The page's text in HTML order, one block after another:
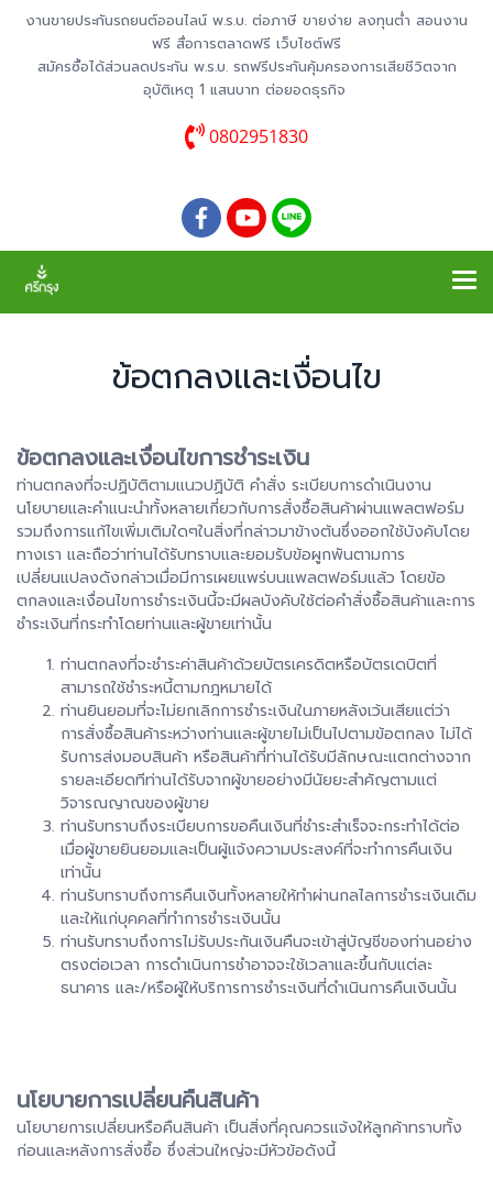
งานขายประกันรถยนต์ออนไลน์ พ.ร.บ. ต่อภาษี ขายง่าย ลงทุนต่ำ สอนงาน
ฟรี สื่อการตลาดฟรี เว็บไซต์ฟรี
สมัครซื้อได้ส่วนลดประกัน พ.ร.บ. รถฟรีประกันคุ้มครองการเสียชีวิตจาก
อุบัติเหตุ 1 แสนบาท ต่อยอดธุรกิจ
0802951830
ข้อตกลงและเงื่อนไข
ข้อตกลงและเงื่อนไขการชำระเงิน
ท่านตกลงที่จะปฏิบัติตามแนวปฏิบัติ คำสั่ง ระเบียบการดำเนินงาน
นโยบายและคำแนะนำทั้งหลายเกี่ยวกับการสั่งซื้อสินค้าผ่านแพลตฟอร์ม
รวมถึงการแก้ไขเพิ่มเติมใดๆในสิ่งที่กล่าวมาข้างต้นซึ่งออกใช้บังคับโดย
ทางเรา และถือว่าท่านได้รับทราบและยอมรับข้อผูกพันตามการ
เปลี่ยนแปลงดังกล่าวเมื่อมีการเผยแพร่บนแพลตฟอร์มแล้ว โดยข้อ
ตกลงและเงื่อนไขการชำระเงินนี้จะมีผลบังคับใช้ต่อคำสั่งซื้อสินค้าและการ
ชำระเงินที่กระทำโดยท่านและผู้ขายเท่านั้น
ท่านตกลงที่จะชำระค่าสินค้าด้วยบัตรเครดิตหรือบัตรเดบิตที่
สามารถใช้ชำระหนี้ตามกฎหมายได้
ท่านยินยอมที่จะไม่ยกเลิกการชำระเงินในภายหลังเว้นเสียแต่ว่า
การสั่งซื้อสินค้าระหว่างท่านและผู้ขายไม่เป็นไปตามข้อตกลง ไม่ได้
รับการส่งมอบสินค้า หรือสินค้าที่ท่านได้รับมีลักษณะแตกต่างจาก
รายละเอียดทีท่านได้รับจากผู้ขายอย่างมีนัยยะสำคัญตามแต่
วิจารณญาณของผู้ขาย
ท่านรับทราบถึงระเบียบการขอคืนเงินที่ชำระสำเร็จจะกระทำได้ต่อ
เมื่อผู้ขายยินยอมและเป็นผู้แจ้งความประสงค์ที่จะทำการคืนเงิน
เท่านั้น
ท่านรับทราบถึงการคืนเงินทั้งหลายให้ทำผ่านกลไลการชำระเงินเดิม
และให้แก่บุคคลที่ทำการชำระเงินนั้น
ท่านรับทราบถึงการไม่รับประกันเงินคืนจะเข้าสู่บัญชีของท่านอย่าง
ตรงต่อเวลา การดำเนินการชำอาจจะใช้เวลาและขึ้นกับแต่ละ
ธนาคาร และ/หรือผู้ให้บริการการชำระเงินที่ดำเนินการคืนเงินนั้น
นโยบายการเปลี่ยนคืนสินค้า
นโยบายการเปลี่ยนหรือคืนสินค้า เป็นสิ่งที่คุณควรแจ้งให้ลูกค้าทราบทั้ง
ก่อนและหลังการสั่งซื้อ ซึ่งส่วนใหญ่จะมีหัวข้อดังนี้